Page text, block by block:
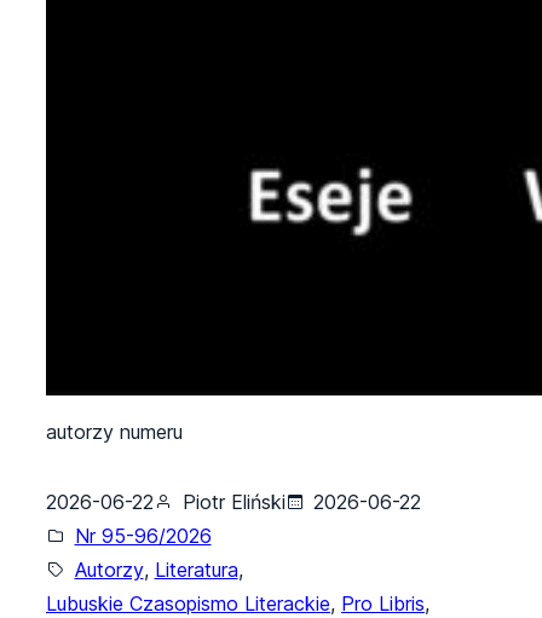
autorzy numeru
2026-06-22 Piotr Eliński
2026-06-22
Nr 95-96/2026
Autorzy, Literatura,
Lubuskie Czasopismo Literackie, Pro Libris,